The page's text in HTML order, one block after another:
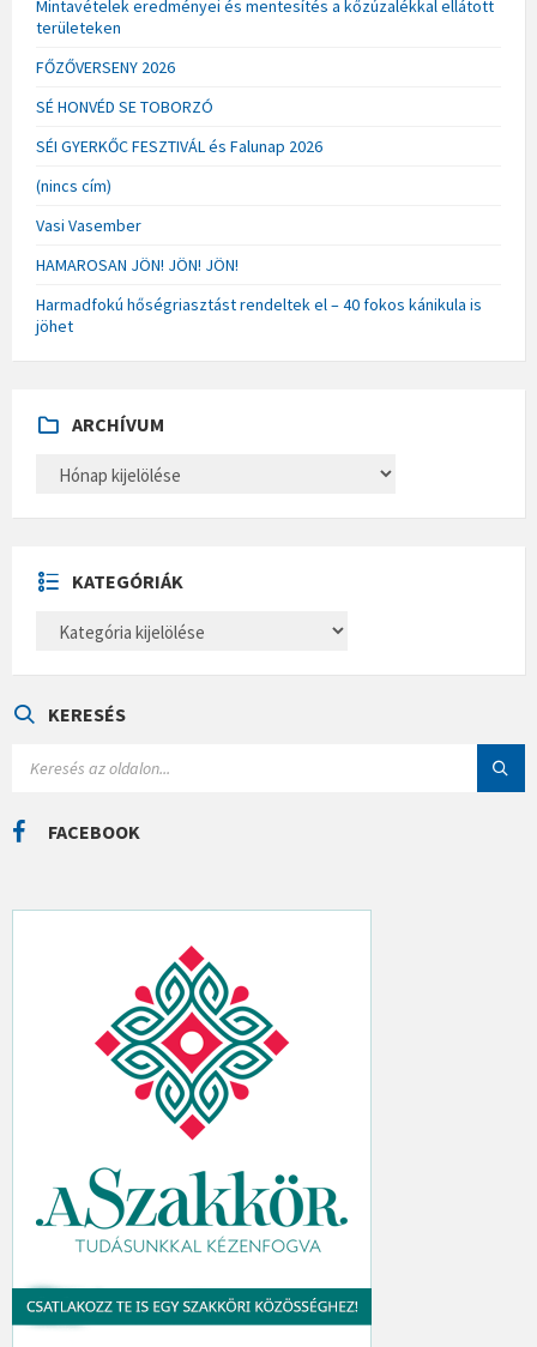
Mintavételek eredményei és mentesítés a kőzúzalékkal ellátott
területeken
FŐZŐVERSENY 2026
SÉ HONVÉD SE TOBORZÓ
SÉI GYERKŐC FESZTIVÁL és Falunap 2026
(nincs cím)
Vasi Vasember
HAMAROSAN JÖN! JÖN! JÖN!
Harmadfokú hőségriasztást rendeltek el – 40 fokos kánikula is
jöhet
ARCHÍVUM
H
U
M
KATEGÓRIÁK
E
Á
KERESÉS
C
H
FACEBOOK